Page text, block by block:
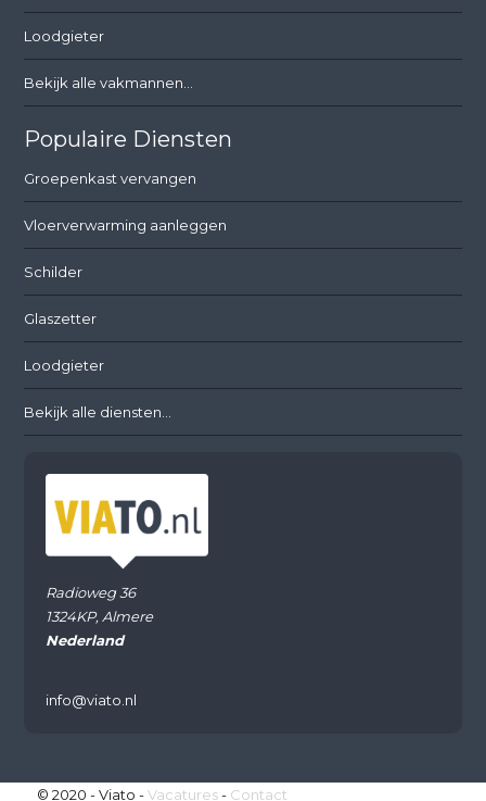
Loodgieter
Bekijk alle vakmannen...
Populaire Diensten
Groepenkast vervangen
Vloerverwarming aanleggen
Schilder
Glaszetter
Loodgieter
Bekijk alle diensten...
Radioweg 36
1324KP, Almere
Nederland
info@viato.nl
© 2020 - Viato -Vacatures- Contact